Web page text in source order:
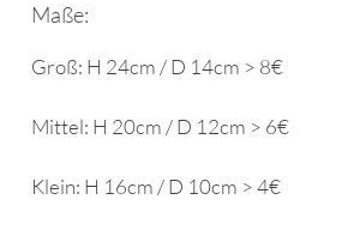
Maße:
Groß: H 24cm / D 14cm > 8€
Mittel: H 20cm / D 12cm > 6€
Klein: H 16cm / D 10cm > 4€